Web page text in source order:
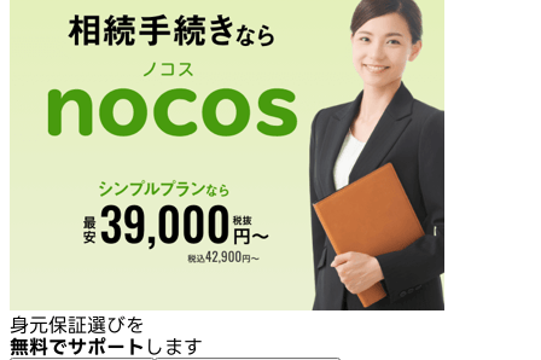
身元保証選びを
無料でサポート します